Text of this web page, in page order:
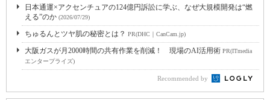
日本通運×アクセンチュアの124億円訴訟に学ぶ、なぜ大規模開発は“燃
える”のか (2026/07/29)
ちゅるんとツヤ肌の秘密とは？ PR(DHC｜CanCam.jp)
大阪ガスが月2000時間の共有作業を削減！ 現場のAI活用術 PR(ITmedia
エンタープライズ)
Recommended by